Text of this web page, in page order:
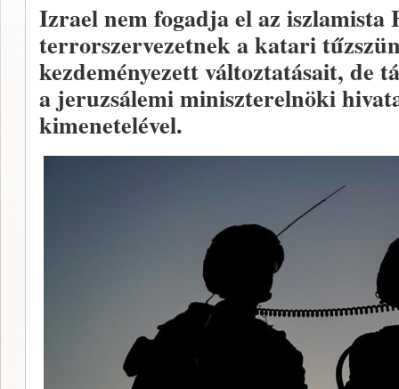
Izrael nem fogadja el az iszlamista
terrorszervezetnek a katari
kezdeményezett változtatásait, de
a jeruzsálemi miniszterelnöki
kimenetelével.